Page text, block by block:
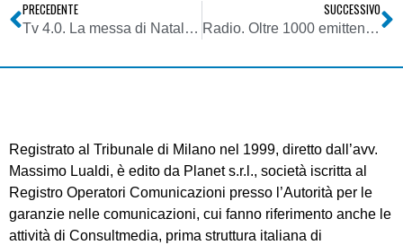
PRECEDENTE
Tv 4.0. La messa di Natale da San Pietro in Ultra HD via sat free by Rai, Eutelsat, Globecast e Sony
SUCCESSIVO
Radio. Oltre 1000 emittenti sulla carta, ma nel 2015 su 394 società di capitali 263 hanno sviluppato una media di fatturato di soli 89.000 euro
Registrato al Tribunale di Milano nel 1999, diretto dall’avv.
Massimo Lualdi, è edito da Planet s.r.l., società iscritta al
Registro Operatori Comunicazioni presso l’Autorità per le
garanzie nelle comunicazioni, cui fanno riferimento anche le
attività di Consultmedia, prima struttura italiana di